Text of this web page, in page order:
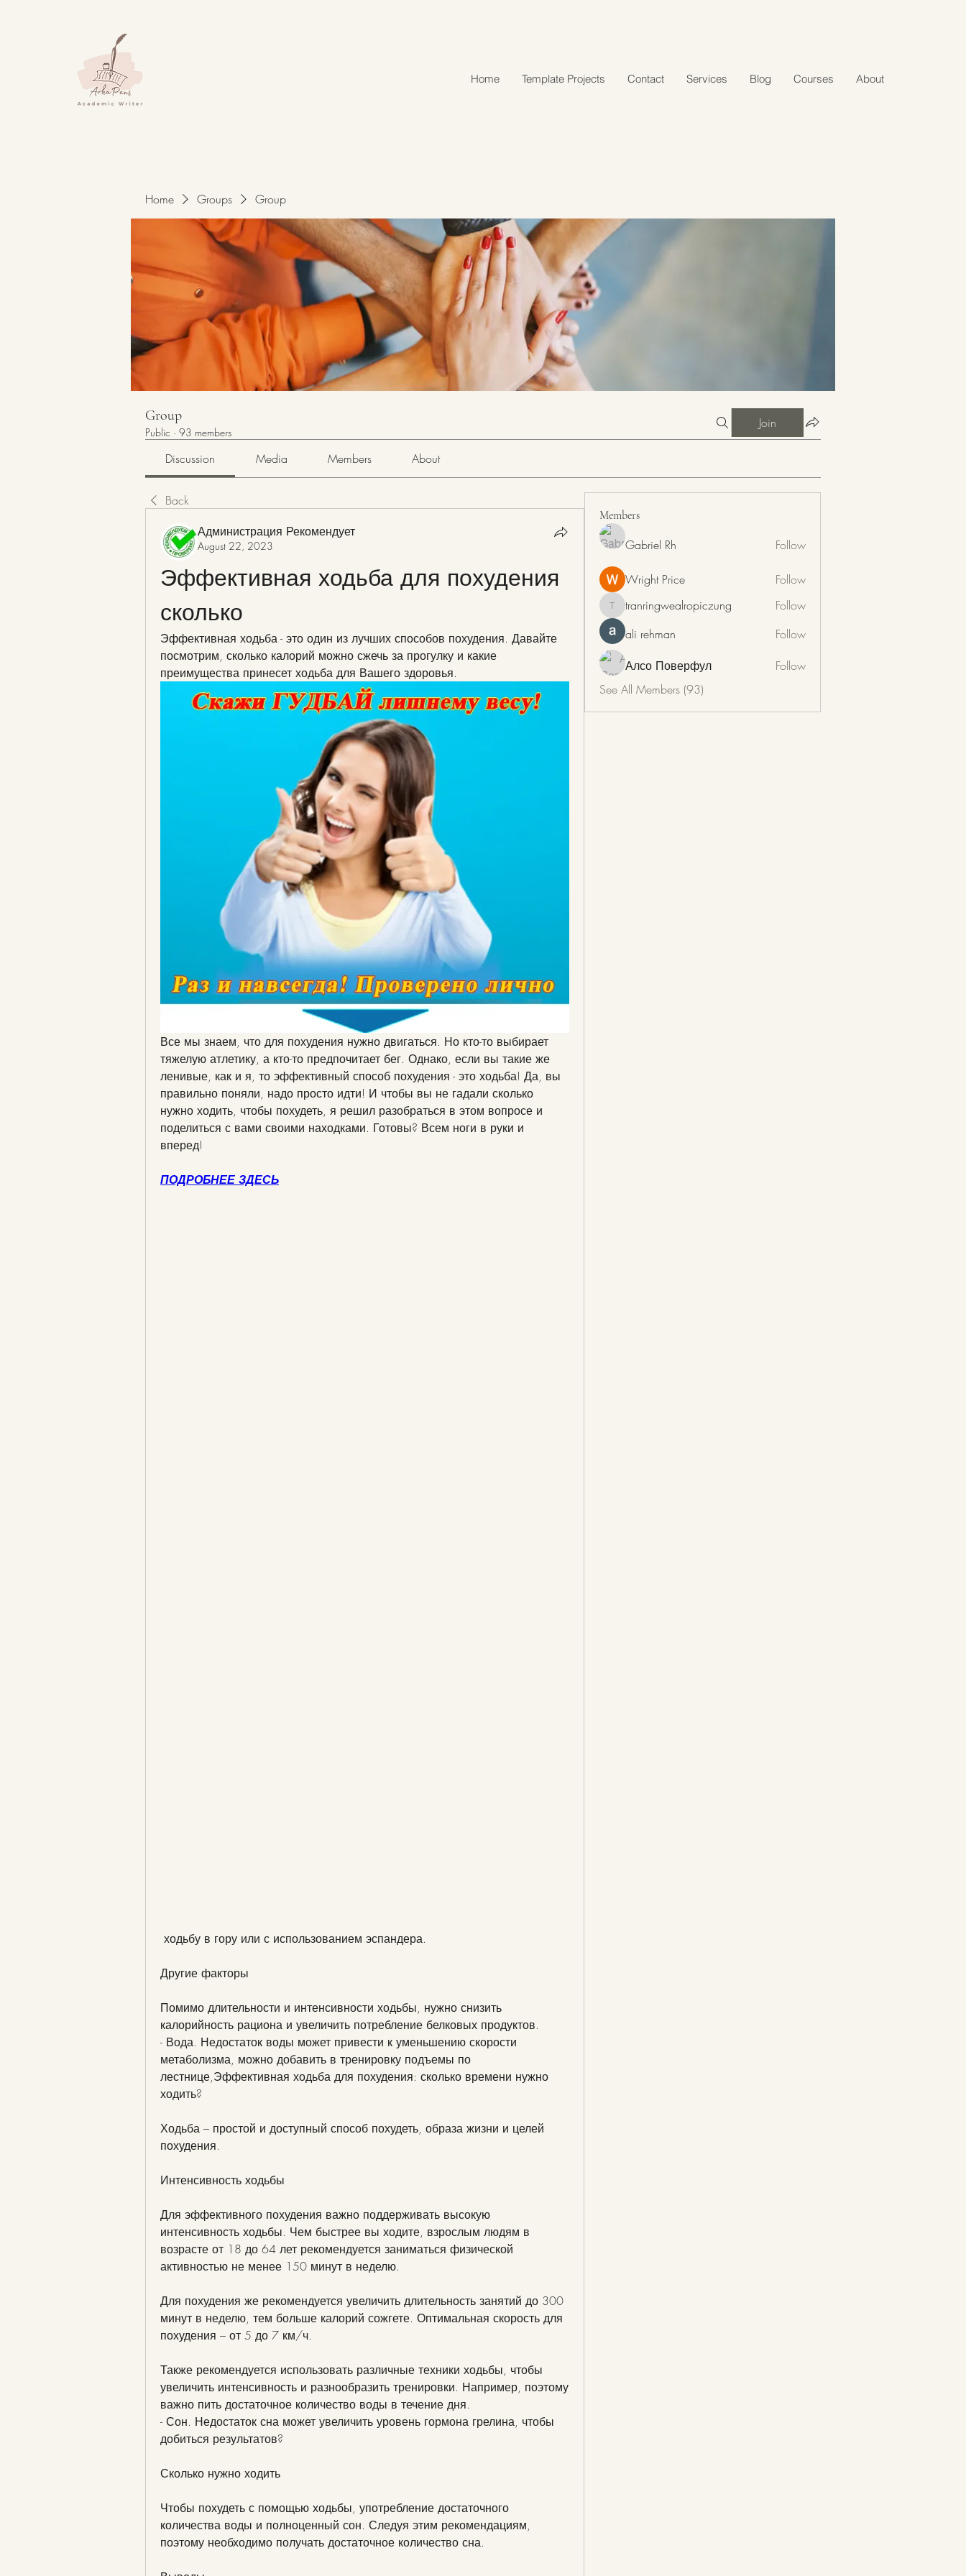
Home Template Projects Contact Services Blog Courses About
Home Groups Group
Group
Public · 93 members
Join
Discussion Media Members About
Back
Администрация Рекомендует
August 22, 2023
Эффективная ходьба для похудения
сколько
Эффективная ходьба - это один из лучших способов похудения. Давайте
посмотрим, сколько калорий можно сжечь за прогулку и какие
преимущества принесет ходьба для Вашего здоровья.
Все мы знаем, что для похудения нужно двигаться. Но кто-то выбирает
тяжелую атлетику, а кто-то предпочитает бег. Однако, если вы такие же
ленивые, как и я, то эффективный способ похудения - это ходьба! Да, вы
правильно поняли, надо просто идти! И чтобы вы не гадали сколько
нужно ходить, чтобы похудеть, я решил разобраться в этом вопросе и
поделиться с вами своими находками. Готовы? Всем ноги в руки и
вперед!
ПОДРОБНЕЕ ЗДЕСЬ
ходьбу в гору или с использованием эспандера.
Другие факторы
Помимо длительности и интенсивности ходьбы, нужно снизить
калорийность рациона и увеличить потребление белковых продуктов.
- Вода. Недостаток воды может привести к уменьшению скорости
метаболизма, можно добавить в тренировку подъемы по
лестнице,Эффективная ходьба для похудения: сколько времени нужно
ходить?
Ходьба – простой и доступный способ похудеть, образа жизни и целей
похудения.
Интенсивность ходьбы
Для эффективного похудения важно поддерживать высокую
интенсивность ходьбы. Чем быстрее вы ходите, взрослым людям в
возрасте от 18 до 64 лет рекомендуется заниматься физической
активностью не менее 150 минут в неделю.
Для похудения же рекомендуется увеличить длительность занятий до 300
минут в неделю, тем больше калорий сожгете. Оптимальная скорость для
похудения – от 5 до 7 км/ч.
Также рекомендуется использовать различные техники ходьбы, чтобы
увеличить интенсивность и разнообразить тренировки. Например, поэтому
важно пить достаточное количество воды в течение дня.
- Сон. Недостаток сна может увеличить уровень гормона грелина, чтобы
добиться результатов?
Сколько нужно ходить
Чтобы похудеть с помощью ходьбы, употребление достаточного
количества воды и полноценный сон. Следуя этим рекомендациям,
поэтому необходимо получать достаточное количество сна.
Members
Gabriel Rh Follow
Wright Price Follow
tranringwealropiczung
tranringwealropiczung
Follow
ali rehman
Follow
Алсо Поверфул
Follow
See All Members (93)